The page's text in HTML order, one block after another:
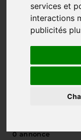
services et
interactions
publicités
TYPE
PHOTOS
AUTRES
0 annonce